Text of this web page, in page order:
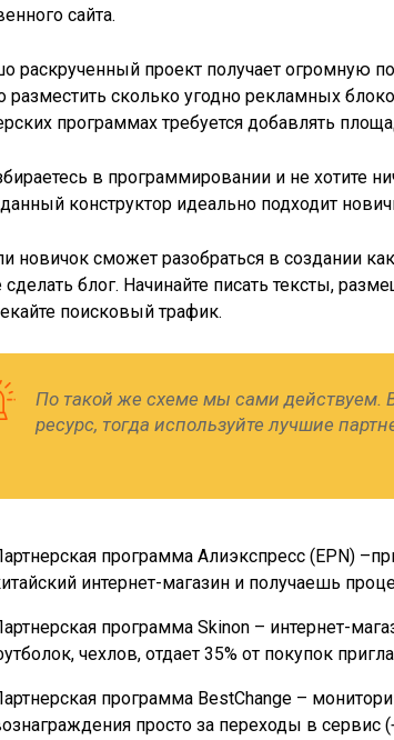
сайта.
раскрученный проект получает огромную
разместить сколько угодно рекламных
программах требуется добавлять
в программировании и не хотите
конструктор идеально подходит
новичок сможет разобраться в создании
блог. Начинайте писать тексты,
поисковый трафик.
По такой же схеме мы сами действуем.
ресурс, тогда используйте лучшие
программа Алиэкспресс (EPN)
интернет-магазин и получаешь
программа Skinon – интернет-
чехлов, отдает 35% от покупок
программа BestChange –
просто за переходы в сервис